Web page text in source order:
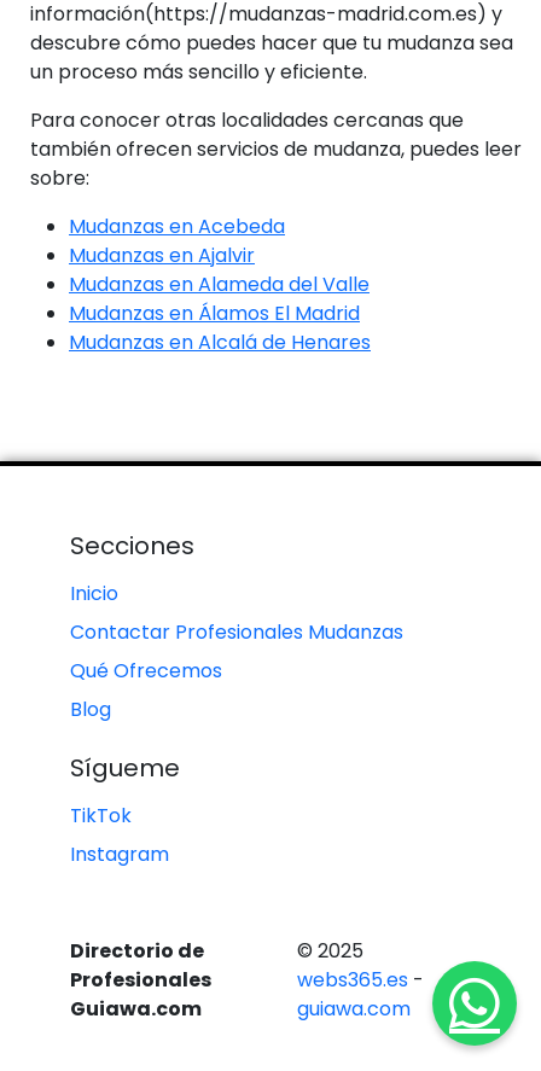
información(https://mudanzas-madrid.com.es) y
descubre cómo puedes hacer que tu mudanza sea
un proceso más sencillo y eficiente.
Para conocer otras localidades cercanas que
también ofrecen servicios de mudanza, puedes leer
sobre:
Mudanzas en Acebeda
Mudanzas en Ajalvir
Mudanzas en Alameda del Valle
Mudanzas en Álamos El Madrid
Mudanzas en Alcalá de Henares
Secciones
Inicio
Contactar Profesionales Mudanzas
Qué Ofrecemos
Blog
Sígueme
TikTok
Instagram
Directorio de
Profesionales
Guiawa.com
© 2025
webs365.es -
guiawa.com